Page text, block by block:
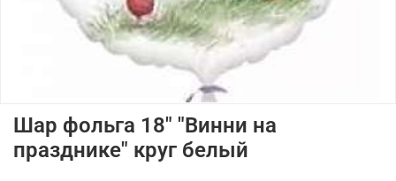
Шар фольга 18" "Винни на
празднике" круг белый